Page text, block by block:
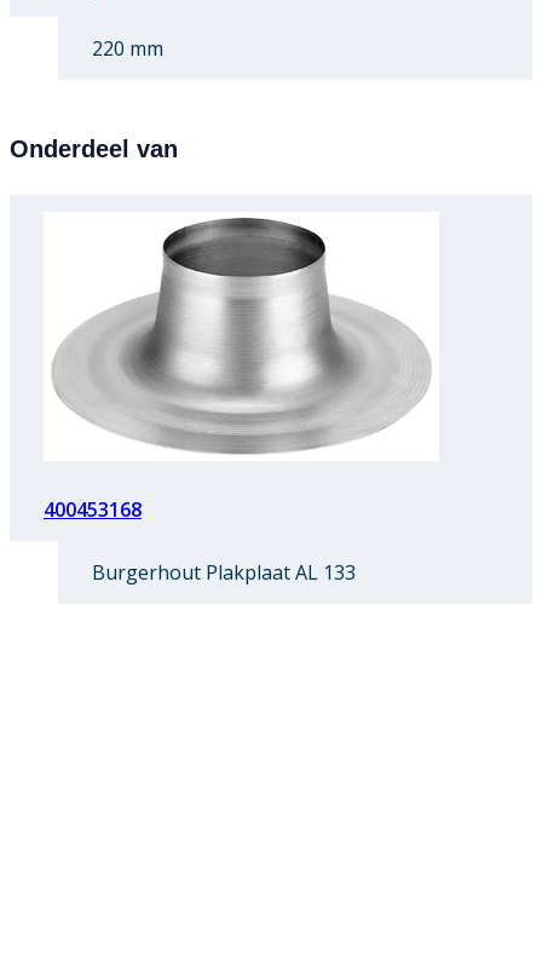
220 mm
Onderdeel van
400453168
Burgerhout Plakplaat AL 133